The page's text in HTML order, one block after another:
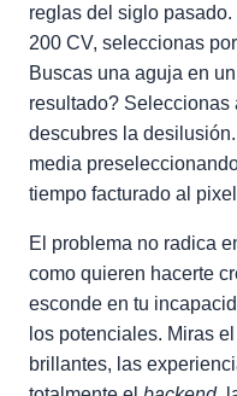
reglas del siglo
200 CV, seleccionas
Buscas una aguja en
resultado? Seleccionas
descubres la
media
tiempo facturado al
El problema no radica
como quieren hacerte
esconde en tu
los potenciales. Miras el
brillantes, las